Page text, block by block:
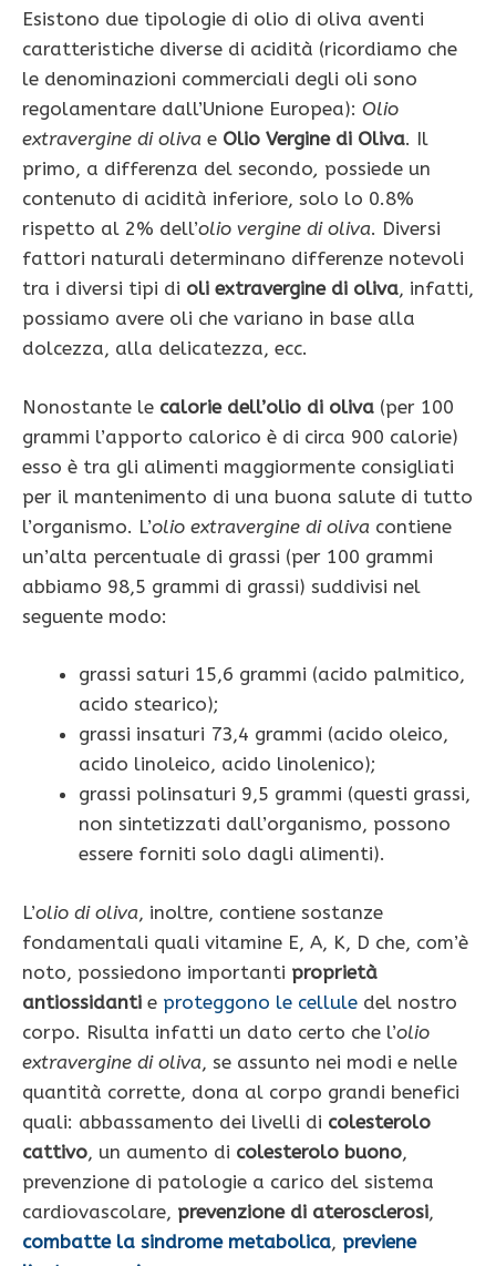
Esistono due tipologie di olio di oliva aventi
caratteristiche diverse di acidità (ricordiamo che
le denominazioni commerciali degli oli sono
regolamentare dall’Unione Europea): Olio
extravergine di oliva e Olio Vergine di Oliva. Il
primo, a differenza del secondo, possiede un
contenuto di acidità inferiore, solo lo 0.8%
rispetto al 2% dell’olio vergine di oliva. Diversi
fattori naturali determinano differenze notevoli
tra i diversi tipi di oli extravergine di oliva, infatti,
possiamo avere oli che variano in base alla
dolcezza, alla delicatezza, ecc.
Nonostante le calorie dell’olio di oliva (per 100
grammi l’apporto calorico è di circa 900 calorie)
esso è tra gli alimenti maggiormente consigliati
per il mantenimento di una buona salute di tutto
l’organismo. L’olio extravergine di oliva contiene
un’alta percentuale di grassi (per 100 grammi
abbiamo 98,5 grammi di grassi) suddivisi nel
seguente modo:
grassi saturi 15,6 grammi (acido palmitico,
acido stearico);
grassi insaturi 73,4 grammi (acido oleico,
acido linoleico, acido linolenico);
grassi polinsaturi 9,5 grammi (questi grassi,
non sintetizzati dall’organismo, possono
essere forniti solo dagli alimenti).
L’olio di oliva, inoltre, contiene sostanze
fondamentali quali vitamine E, A, K, D che, com’è
noto, possiedono importanti proprietà
antiossidanti e proteggono le cellule del nostro
corpo. Risulta infatti un dato certo che l’olio
extravergine di oliva, se assunto nei modi e nelle
quantità corrette, dona al corpo grandi benefici
quali: abbassamento dei livelli di colesterolo
cattivo, un aumento di colesterolo buono,
prevenzione di patologie a carico del sistema
cardiovascolare, prevenzione di aterosclerosi,
combatte la sindrome metabolica, previene